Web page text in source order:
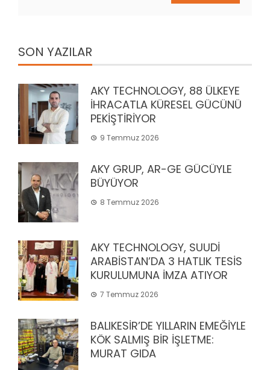
SON YAZILAR
AKY TECHNOLOGY, 88 ÜLKEYE
İHRACATLA KÜRESEL GÜCÜNÜ
PEKİŞTİRİYOR
9 Temmuz 2026
AKY GRUP, AR-GE GÜCÜYLE
BÜYÜYOR
8 Temmuz 2026
AKY TECHNOLOGY, SUUDİ
ARABİSTAN’DA 3 HATLIK TESİS
KURULUMUNA İMZA ATIYOR
7 Temmuz 2026
BALIKESİR’DE YILLARIN EMEĞİYLE
KÖK SALMIŞ BİR İŞLETME:
MURAT GIDA